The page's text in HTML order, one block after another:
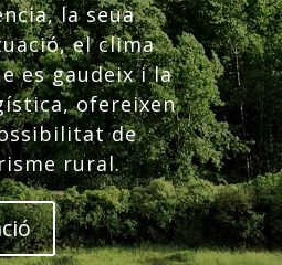
la seua
el clima
es gaudeix i la
ofereixen
de
rural.